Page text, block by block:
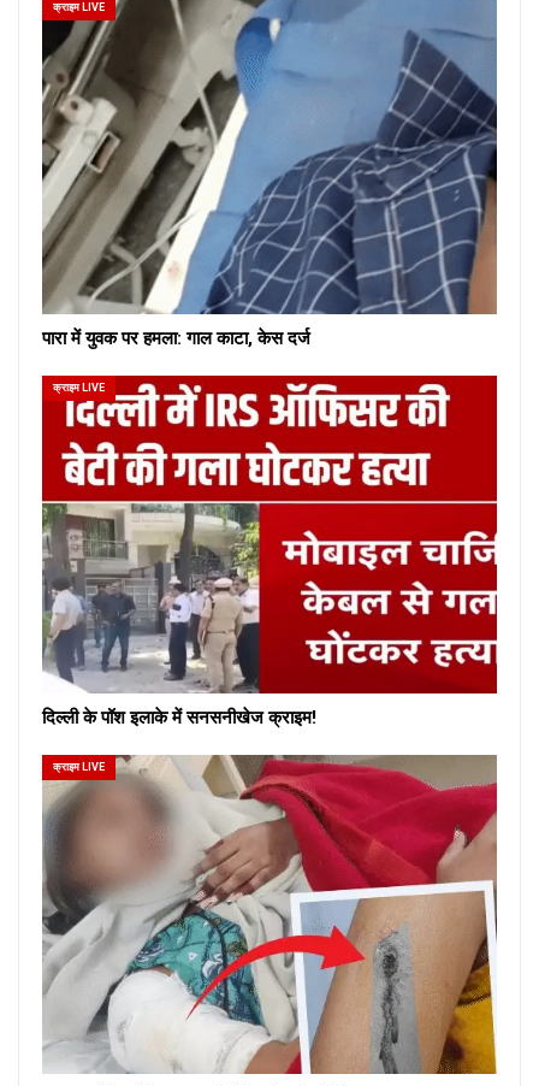
क्राइम LIVE
पारा में युवक पर हमला: गाल काटा, केस दर्ज
क्राइम LIVE
दिल्ली के पॉश इलाके में सनसनीखेज क्राइम!
क्राइम LIVE